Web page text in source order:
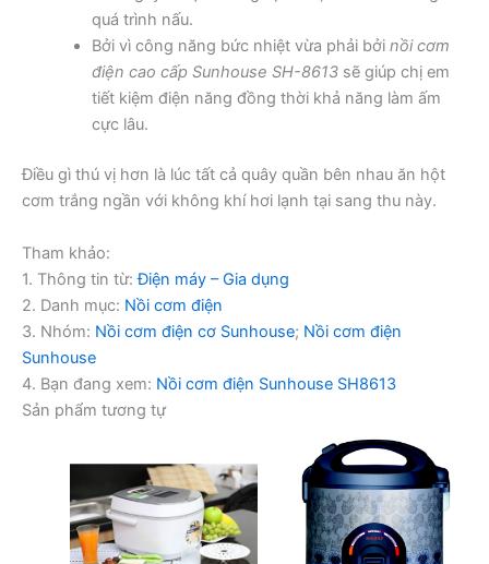
quá trình nấu.
Bởi vì công năng bức nhiệt vừa phải bởi nồi cơm
điện cao cấp Sunhouse SH-8613sẽ giúp chị em
tiết kiệm điện năng đồng thời khả năng làm ấm
cực lâu.
Điều gì thú vị hơn là lúc tất cả quây quần bên nhau ăn hột
cơm trắng ngần với không khí hơi lạnh tại sang thu này.
Tham khảo:
1. Thông tin từ:Điện máy – Gia dụng
2. Danh mục: Nồi cơm điện
3. Nhóm: Nồi cơm điện cơ Sunhouse; Nồi cơm điện
Sunhouse
4. Bạn đang xem: Nồi cơm điện Sunhouse SH8613
Sản phẩm tương tự